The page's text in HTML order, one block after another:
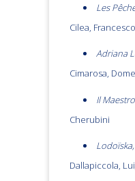
Les
Cilea, Francesco
Adriana
Cimarosa,
Il
Cherubini
Lodoïska,
Dallapiccola,